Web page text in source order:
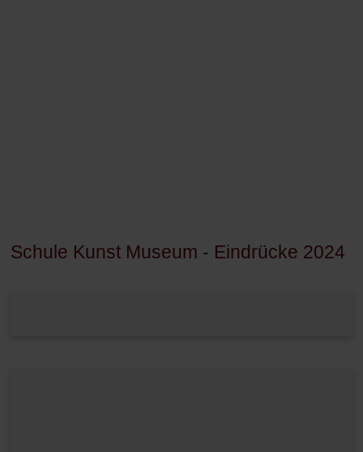
Schule Kunst Museum - Eindrücke 2024